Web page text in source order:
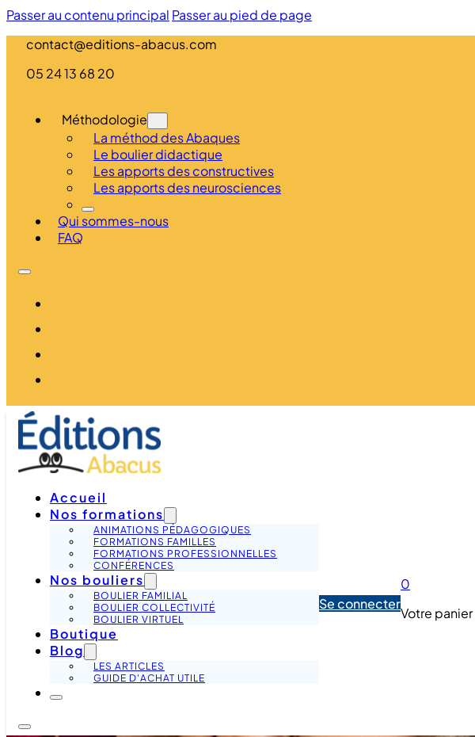
Passer au contenu principal Passer au pied de page
contact@editions-abacus.com
05 24 13 68 20
Méthodologie
La méthod des Abaques
Le boulier didactique
Les apports des constructives
Les apports des neurosciences
Qui sommes-nous
FAQ
Accueil
Nos formations
ANIMATIONS PÉDAGOGIQUES
FORMATIONS FAMILLES
FORMATIONS PROFESSIONNELLES
CONFÉRENCES
Nos bouliers
BOULIER FAMILIAL
BOULIER COLLECTIVITÉ
BOULIER VIRTUEL
Boutique
Blog
LES ARTICLES
GUIDE D'ACHAT UTILE
Se connecter
0
Votre